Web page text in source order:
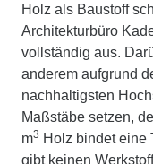
Holz als Baustoff
Architekturbüro
vollständig aus.
anderem aufgrund
nachhaltigsten
Maßstäbe setzen,
m3 Holz bindet eine
gibt keinen